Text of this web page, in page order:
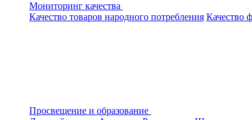
Мониторинг качества
Качество товаров народного потребления Качество
Просвещение и образование